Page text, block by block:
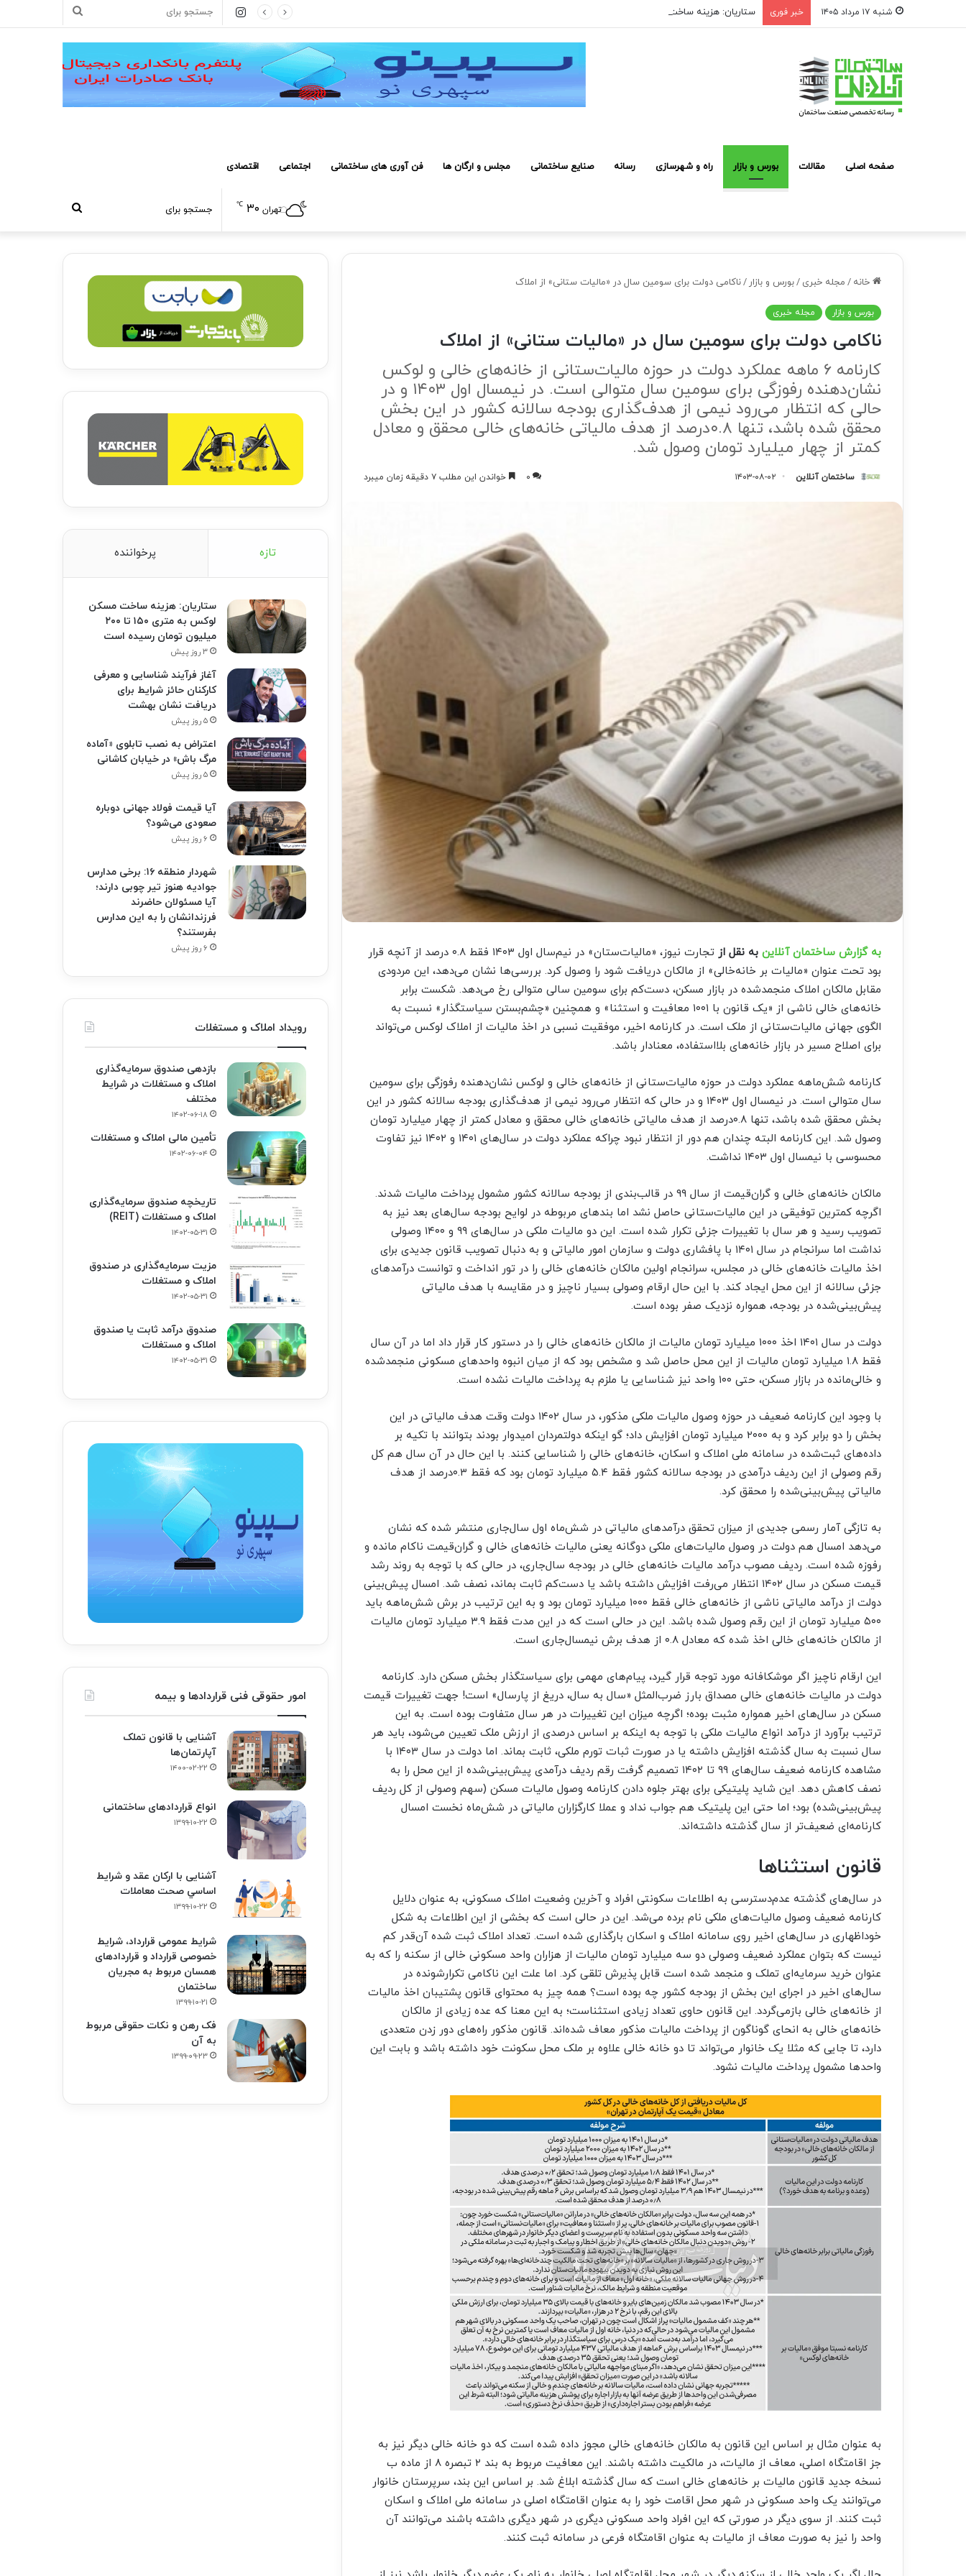
شنبه ۱۷ مرداد ۱۴۰۵ خبر فوری ستاریان: هزینه ساخت مسکن لوکس به متری ۱۵۰ تا ۲۰۰ میلیون تومان رسیده است
جستجو
اینستاگرام
صفحه اصلی مقالات بورس و بازار راه و شهرسازی رسانه صنایع ساختمانی مجلس و ارگان ها فن آوری های ساختمانی اجتماعی اقتصادی
جستجو
برای
تهران ۳۰ ℃
خانه / مجله خبری /بورس و بازار /ناکامی دولت برای سومین سال در «مالیات ستانی» از املاک
بورس و بازار مجله خبری
ناکامی دولت برای سومین سال در «مالیات ستانی» از املاک
کارنامه ۶ ماهه عملکرد دولت در حوزه مالیات‌‌‌ستانی از خانه‌‌‌های خالی و لوکس
نشان‌‌‌دهنده رفوزگی برای سومین سال متوالی است. در نیمسال اول ۱۴۰۳ و در
حالی که انتظار می‌رود نیمی از هدف‌گذاری بودجه سالانه کشور در این بخش
محقق شده باشد، تنها ۰.۸‌درصد از هدف مالیاتی خانه‌‌‌های خالی محقق و معادل
کمتر از چهار میلیارد تومان وصول شد.
ساختمان آنلاین ۱۴۰۳-۰۸-۰۲ ۰ خواندن این مطلب ۷ دقیقه زمان میبرد
به گزارش ساختمان آنلاین به نقل از تجارت نیوز،
«مالیات‌‌‌‌ستان» در نیم‌سال اول ۱۴۰۳ فقط ۰.۸ درصد از آنچه قرار
بود تحت عنوان «مالیات بر خانه‌‌‌خالی» از مالکان دریافت شود را وصول کرد. بررسی‌‌‌ها نشان می‌دهد، این مردودی
مقابل مالکان املاک منجمدشده در بازار مسکن، دست‌‌‌کم برای سومین سالی متوالی رخ می‌دهد. شکست برابر
خانه‌های خالی ناشی از «یک قانون با ۱۰۰۱ معافیت و استثنا» و همچنین «چشم‌‌‌بستن سیاستگذار» نسبت به
الگوی جهانی مالیات‌‌‌ستانی از ملک است. در کارنامه اخیر، موفقیت نسبی در اخذ مالیات از املاک لوکس می‌تواند
برای اصلاح مسیر در بازار خانه‌های بلااستفاده، معنادار باشد.
کارنامه شش‌‌‌ماهه عملکرد دولت در حوزه مالیات‌‌‌ستانی از خانه‌‌‌های خالی و لوکس نشان‌‌‌دهنده رفوزگی برای سومین
سال متوالی است. در نیمسال اول ۱۴۰۳ و در حالی که انتظار می‌رود نیمی از هدف‌گذاری بودجه سالانه کشور در این
بخش محقق شده باشد، تنها ۰.۸‌درصد از هدف مالیاتی خانه‌‌‌های خالی محقق و معادل کمتر از چهار میلیارد تومان
وصول شد. این کارنامه البته چندان هم دور از انتظار نبود چراکه عملکرد دولت در سال‌های ۱۴۰۱ و ۱۴۰۲ نیز تفاوت
محسوسی با نیمسال اول ۱۴۰۳ نداشت.
مالکان خانه‌‌‌های خالی و گران‌قیمت از سال ۹۹ در قالب‌بندی از بودجه سالانه کشور مشمول پرداخت مالیات شدند.
اگرچه کمترین توفیقی در این مالیات‌‌‌ستانی حاصل نشد اما بندهای مربوطه در لوایح بودجه سال‌های بعد نیز به
تصویب رسید و هر سال با تغییرات جزئی تکرار شده است. این دو مالیات ملکی در سال‌های ۹۹ و ۱۴۰۰ وصولی
نداشت اما سرانجام در سال ۱۴۰۱ با پافشاری دولت و سازمان امور مالیاتی و به دنبال تصویب قانون جدیدی برای
اخذ مالیات خانه‌‌‌های خالی در مجلس، سرانجام اولین مالکان خانه‌‌‌های خالی را در تور انداخت و توانست درآمدهای
جزئی سالانه از این محل ایجاد کند. با این حال ارقام وصولی بسیار ناچیز و در مقایسه با هدف مالیاتی
پیش‌بینی‌شده در بودجه، همواره نزدیک صفر بوده است.
دولت در سال ۱۴۰۱ اخذ ۱۰۰۰ میلیارد تومان مالیات از مالکان خانه‌‌‌های خالی را در دستور کار قرار داد اما در آن سال
فقط ۱.۸ میلیارد تومان مالیات از این محل حاصل شد و مشخص بود که از میان انبوه واحدهای مسکونی منجمد‌شده
و خالی‌مانده در بازار مسکن، حتی ۱۰۰ واحد نیز شناسایی یا ملزم به پرداخت مالیات نشده است.
با وجود این کارنامه ضعیف در حوزه وصول مالیات ملکی مذکور، در سال ۱۴۰۲ دولت وقت هدف مالیاتی در این
بخش را دو برابر کرد و به ۲۰۰۰ میلیارد تومان افزایش داد؛ گو اینکه دولتمردان امیدوار بودند بتوانند با تکیه بر
داده‌‌‌های ثبت‌شده در سامانه ملی املاک و اسکان، خانه‌‌‌های خالی را شناسایی کنند. با این حال در آن سال هم کل
رقم وصولی از این ردیف درآمدی در بودجه سالانه کشور فقط ۵.۴ میلیارد تومان بود که فقط ۰.۳‌درصد از هدف
مالیاتی پیش‌بینی‌شده را محقق کرد.
به تازگی آمار رسمی جدیدی از میزان تحقق درآمدهای مالیاتی در شش‌ماه اول سال‌جاری منتشر شده که نشان
می‌دهد امسال هم دولت در وصول مالیات‌‌‌های ملکی دوگانه یعنی مالیات خانه‌‌‌های خالی و گران‌قیمت ناکام مانده و
رفوزه شده است. ردیف مصوب درآمد مالیات خانه‌‌‌های خالی در بودجه سال‌جاری، در حالی که با توجه به روند رشد
قیمت مسکن در سال ۱۴۰۲ انتظار می‌‌‌رفت افزایش داشته باشد یا دست‌‌‌کم ثابت بماند، نصف شد. امسال پیش‌بینی
دولت از درآمد مالیاتی ناشی از خانه‌‌‌های خالی فقط ۱۰۰۰ میلیارد تومان بود و به این ترتیب در برش شش‌ماهه باید
۵۰۰ میلیارد تومان از این رقم وصول شده باشد. این در حالی است که در این مدت فقط ۳.۹ میلیارد تومان مالیات
از مالکان خانه‌‌‌های خالی اخذ شده که معادل ۰.۸ از هدف برش نیمسال‌جاری است.
این ارقام ناچیز اگر موشکافانه مورد توجه قرار گیرد، پیام‌‌‌های مهمی برای سیاستگذار بخش مسکن دارد. کارنامه
دولت در مالیات خانه‌‌‌های خالی مصداق بارز ضرب‌‌‌المثل «سال به سال، دریغ از پارسال» است! جهت تغییرات قیمت
مسکن در سال‌های اخیر همواره مثبت بوده؛ اگرچه میزان این تغییرات در هر سال متفاوت بوده است. به این
ترتیب برآورد از درآمد انواع مالیات ملکی با توجه به اینکه بر اساس درصدی از ارزش ملک تعیین می‌شود، باید هر
سال نسبت به سال گذشته افزایش داشته یا در صورت ثبات تورم ملکی، ثابت بماند. اما دولت در سال ۱۴۰۳ با
مشاهده کارنامه ضعیف سال‌های ۹۹ تا ۱۴۰۲ تصمیم گرفت رقم ردیف درآمدی پیش‌بینی‌شده از این محل را به
نصف کاهش دهد. این شاید پلیتیکی برای بهتر جلوه دادن کارنامه وصول مالیات مسکن (سهم وصولی از کل ردیف
پیش‌بینی‌شده) بود؛ اما حتی این پلیتیک هم جواب نداد و عملا کارگزاران مالیاتی در شش‌ماه نخست امسال
کارنامه‌‌‌ای ضعیف‌‌‌تر از سال گذشته داشته‌‌‌اند.
قانون استثناها
در سال‌های گذشته عدم‌دسترسی به اطلاعات سکونتی افراد و آخرین وضعیت املاک مسکونی، به عنوان دلایل
کارنامه ضعیف وصول مالیات‌‌‌های ملکی نام برده می‌‌‌شد. این در حالی است که بخشی از این اطلاعات به شکل
خوداظهاری در سال‌های اخیر روی سامانه املاک و اسکان بارگذاری شده است. تعداد املاک ثبت شده آن‌‌‌قدر کم
نیست که بتوان عملکرد ضعیف وصولی دو سه میلیارد تومان مالیات از هزاران واحد مسکونی خالی از سکنه را که به
عنوان خرید سرمایه‌‌‌ای تملک و منجمد شده است قابل پذیرش تلقی کرد. اما علت این ناکامی تکرارشونده در
سال‌های اخیر در اجرای این بخش از بودجه کشور چه بوده است؟ همه چیز به محتوای قانون پشتیبان اخذ مالیات
از خانه‌‌‌های خالی بازمی‌گردد. این قانون حاوی تعداد زیادی استثناست؛ به این معنا که عده زیادی از مالکان
خانه‌‌‌های خالی به انحای گوناگون از پرداخت مالیات مذکور معاف شده‌‌‌اند. قانون مذکور راه‌‌‌های دور زدن متعددی
دارد، تا جایی که مثلا یک خانوار می‌تواند تا دو خانه خالی علاوه بر ملک محل سکونت خود داشته باشد و بابت این
واحدها مشمول پرداخت مالیات نشود.
به عنوان مثال بر اساس این قانون به مالکان خانه‌‌‌های خالی مجوز داده شده است که دو خانه خالی دیگر نیز به
جز اقامتگاه اصلی، معاف از مالیات، در مالکیت داشته باشند. این معافیت مربوط به بند ۲ تبصره ۸ از ماده ب
نسخه جدید قانون مالیات بر خانه‌‌‌های خالی است که سال گذشته ابلاغ شد. بر اساس این بند، سرپرستان خانوار
می‌توانند یک واحد مسکونی در شهر محل اقامت خود را به عنوان اقامتگاه اصلی در سامانه ملی املاک و اسکان
ثبت کنند. از سوی دیگر در صورتی که این افراد واحد مسکونی دیگری در شهر دیگری داشته باشند می‌توانند آن
واحد را نیز به صورت معاف از مالیات به عنوان اقامتگاه فرعی در سامانه ثبت کنند.
تازه پرخواننده
ستاریان: هزینه ساخت مسکن
لوکس به متری ۱۵۰ تا ۲۰۰
میلیون تومان رسیده است
۳ روز پیش
آغاز فرآیند شناسایی و معرفی
کارکنان حائز شرایط برای
دریافت نشان بهشت
۵ روز پیش
اعتراض به نصب تابلوی «آماده
مرگ باش» در خیابان کاشانی
۵ روز پیش
آیا قیمت فولاد جهانی دوباره
صعودی می‌شود؟
۶ روز پیش
شهردار منطقه ۱۶: برخی مدارس
جوادیه هنوز تیر چوبی دارند؛
آیا مسئولان حاضرند
فرزندانشان را به این مدارس
بفرستند؟
۶ روز پیش
رویداد املاک و مستغلات
بازدهی صندوق سرمایه‌گذاری
املاک و مستغلات در شرایط
مختلف
۱۴۰۲-۰۶-۱۸
تأمین مالی املاک و مستغلات
۱۴۰۲-۰۶-۰۴
تاریخچه صندوق سرمایه‌گذاری
املاک و مستغلات (REIT)
۱۴۰۲-۰۵-۳۱
مزیت سرمایه‌گذاری در صندوق
املاک و مستغلات
۱۴۰۲-۰۵-۳۱
صندوق درآمد ثابت یا صندوق
املاک و مستغلات
۱۴۰۲-۰۵-۳۱
امور حقوقی فنی قراردادها و بیمه
آشنایی با قانون تملک
آپارتمان‌ها
۱۴۰۰-۰۲-۲۲
انواع قراردادهای ساختمانی
۱۳۹۹-۱۰-۲۲
آشنایی با ارکان عقد و شرايط
اساسي صحت معاملات
۱۳۹۹-۱۰-۲۲
شرایط عمومی قرارداد، شرایط
خصوصی قرارداد و قراردادهای
همسان مربوط به مجریان
ساختمان
۱۳۹۹-۱۰-۲۱
فک‌ رهن و نکات حقوقی مربوط
به آن
۱۳۹۹-۰۹-۲۳